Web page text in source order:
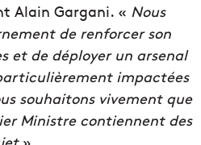
Alain Gargani. « Nous
de renforcer son
et de déployer un arsenal
impactées
souhaitons vivement que
Ministre contiennent des